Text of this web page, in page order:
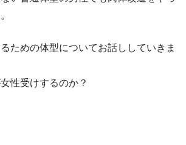
ための体型についてお話ししていきま
性受けするのか？